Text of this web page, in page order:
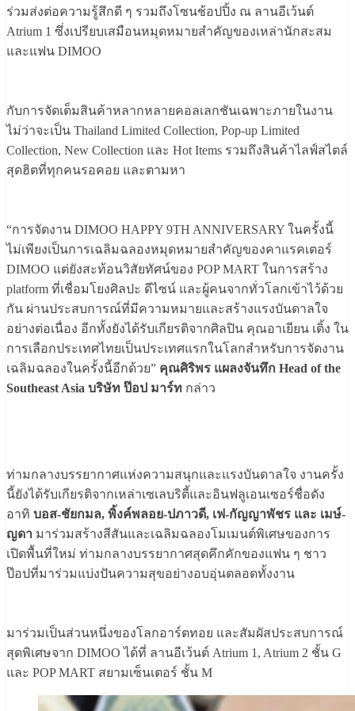
ร่วมส่งต่อความรู้สึกดี ๆ รวมถึงโซนช้อปปิ้ง ณ ลานอีเว้นต์
Atrium 1 ซึ่งเปรียบเสมือนหมุดหมายสำคัญของเหล่านักสะสม
และแฟน DIMOO
กับการจัดเต็มสินค้าหลากหลายคอลเลกชันเฉพาะภายในงาน
ไม่ว่าจะเป็น Thailand Limited Collection, Pop-up Limited
Collection, New Collection และ Hot Items รวมถึงสินค้าไลฟ์สไตล์
สุดฮิตที่ทุกคนรอคอย และตามหา
“การจัดงาน DIMOO HAPPY 9TH ANNIVERSARY ในครั้งนี้
ไม่เพียงเป็นการเฉลิมฉลองหมุดหมายสำคัญของคาแรคเตอร์
DIMOO แต่ยังสะท้อนวิสัยทัศน์ของ POP MART ในการสร้าง
platform ที่เชื่อมโยงศิลปะ ดีไซน์ และผู้คนจากทั่วโลกเข้าไว้ด้วย
กัน ผ่านประสบการณ์ที่มีความหมายและสร้างแรงบันดาลใจ
อย่างต่อเนื่อง อีกทั้งยังได้รับเกียรติจากศิลปิน คุณอาเยียน เติ้ง ใน
การเลือกประเทศไทยเป็นประเทศแรกในโลกสำหรับการจัดงาน
เฉลิมฉลองในครั้งนี้อีกด้วย” คุณศิริพร แผลงจันทึก Head of the
Southeast Asia บริษัท ป๊อป มาร์ท กล่าว
ท่ามกลางบรรยากาศแห่งความสนุกและแรงบันดาลใจ งานครั้ง
นี้ยังได้รับเกียรติจากเหล่าเซเลบริตี้และอินฟลูเอนเซอร์ชื่อดัง
อาทิ บอส-ชัยกมล, พิ้งค์พลอย-ปภาวดี, เฟ-กัญญาพัชร และ เมษ์-
ญดา มาร่วมสร้างสีสันและเฉลิมฉลองโมเมนต์พิเศษของการ
เปิดพื้นที่ใหม่ ท่ามกลางบรรยากาศสุดคึกคักของแฟน ๆ ชาว
ป๊อปที่มาร่วมแบ่งปันความสุขอย่างอบอุ่นตลอดทั้งงาน
มาร่วมเป็นส่วนหนึ่งของโลกอาร์ตทอย และสัมผัสประสบการณ์
สุดพิเศษจาก DIMOO ได้ที่ ลานอีเว้นต์ Atrium 1, Atrium 2 ชั้น G
และ POP MART สยามเซ็นเตอร์ ชั้น M